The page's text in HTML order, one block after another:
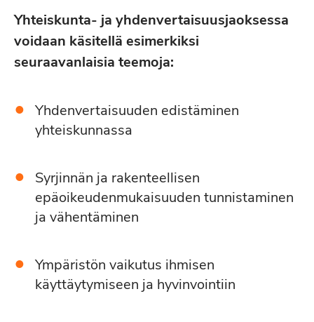
Yhteiskunta- ja yhdenvertaisuusjaoksessa
voidaan käsitellä esimerkiksi
seuraavanlaisia teemoja:
Yhdenvertaisuuden edistäminen
yhteiskunnassa
Syrjinnän ja rakenteellisen
epäoikeudenmukaisuuden tunnistaminen
ja vähentäminen
Ympäristön vaikutus ihmisen
käyttäytymiseen ja hyvinvointiin